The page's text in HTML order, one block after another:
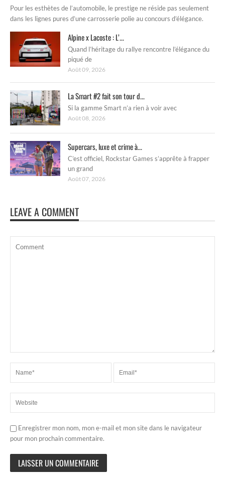
Pour les esthètes de l’automobile, le prestige ne réside pas seulement
dans les lignes pures d’une carrosserie polie au concours d’élégance.
Alpine x Lacoste : L’...
Quand l’héritage du rallye rencontre l’élégance du
piqué de
Août 09, 2026
La Smart #2 fait son tour d...
Si la gamme Smart n’a rien à voir avec
Août 08, 2026
Supercars, luxe et crime à...
C’est officiel, Rockstar Games s’apprête à frapper
un grand
Août 07, 2026
LEAVE A COMMENT
Enregistrer mon nom, mon e-mail et mon site dans le navigateur
pour mon prochain commentaire.